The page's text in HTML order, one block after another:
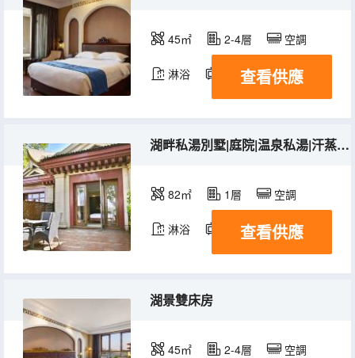
45㎡ 2-4層 空調
淋浴 電視機 冰箱
查看供應
湖畔私湯別墅|庭院|温泉私湯|汗蒸房|森林氧吧
82㎡ 1層 空調
淋浴 電視機 冰箱
查看供應
湖景雙床房
45㎡ 2-4層 空調